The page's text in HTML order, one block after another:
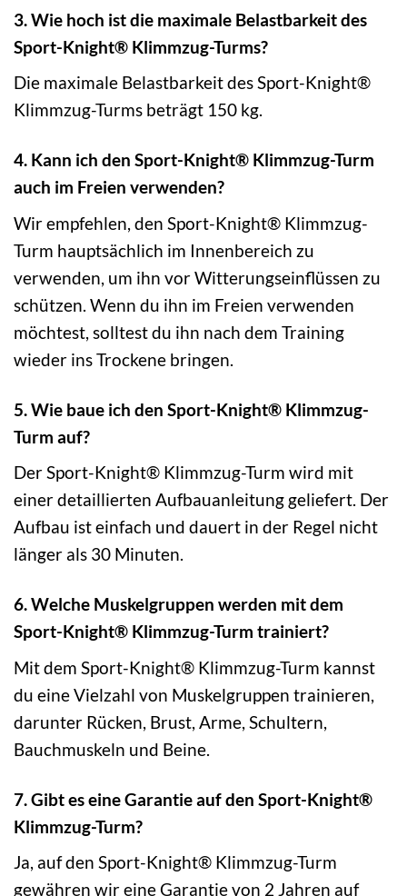
3. Wie hoch ist die maximale Belastbarkeit des
Sport-Knight® Klimmzug-Turms?
Die maximale Belastbarkeit des Sport-Knight®
Klimmzug-Turms beträgt 150 kg.
4. Kann ich den Sport-Knight® Klimmzug-Turm
auch im Freien verwenden?
Wir empfehlen, den Sport-Knight® Klimmzug-
Turm hauptsächlich im Innenbereich zu
verwenden, um ihn vor Witterungseinflüssen zu
schützen. Wenn du ihn im Freien verwenden
möchtest, solltest du ihn nach dem Training
wieder ins Trockene bringen.
5. Wie baue ich den Sport-Knight® Klimmzug-
Turm auf?
Der Sport-Knight® Klimmzug-Turm wird mit
einer detaillierten Aufbauanleitung geliefert. Der
Aufbau ist einfach und dauert in der Regel nicht
länger als 30 Minuten.
6. Welche Muskelgruppen werden mit dem
Sport-Knight® Klimmzug-Turm trainiert?
Mit dem Sport-Knight® Klimmzug-Turm kannst
du eine Vielzahl von Muskelgruppen trainieren,
darunter Rücken, Brust, Arme, Schultern,
Bauchmuskeln und Beine.
7. Gibt es eine Garantie auf den Sport-Knight®
Klimmzug-Turm?
Ja, auf den Sport-Knight® Klimmzug-Turm
gewähren wir eine Garantie von 2 Jahren auf